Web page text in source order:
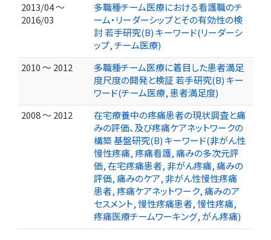
2013/04 ～
2016/03
多職種チーム医療における看護職のチ
ーム・リーダーシップとその有効性の検
討 若手研究(B) キーワード(リーダーシ
ップ, チーム医療)
2010 ～ 2012
多職種チーム医療に着目した患者満足
度尺度の開発と検証 若手研究(B) キー
ワード(チーム医療, 患者満足度)
2008 ～ 2012
在宅療養中の疼痛患者の現状調査と痛
みの評価、及び疼痛ケアネットワークの
構築 基盤研究(B) キーワード(非がん性
慢性疼痛, 疼痛看護, 痛みの多次元評
価, 在宅疼痛患者, 非がん疼痛, 痛みの
評価, 痛みのケア, 非がん性慢性疼痛
患者, 疼痛ケアネットワーク, 痛みのア
セスメント, 慢性疼痛患者, 慢性疼痛,
疼痛医療チームワーキング, がん疼痛)